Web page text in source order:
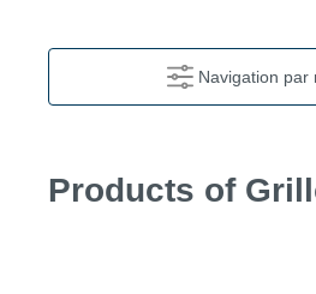
Navigation par
Products of